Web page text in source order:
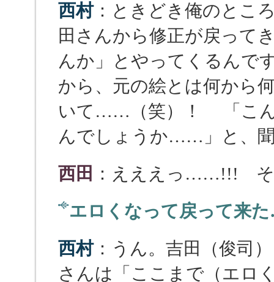
西村：ときどき俺のとこ
田さんから修正が戻って
んか」とやってくるんで
から、元の絵とは何から
いて……（笑）！ 「こん
んでしょうか……」と、
西田 ：えええっ……!!!
エロくなって戻って来
西村：うん。吉田（俊司
さんは「ここまで（エロ